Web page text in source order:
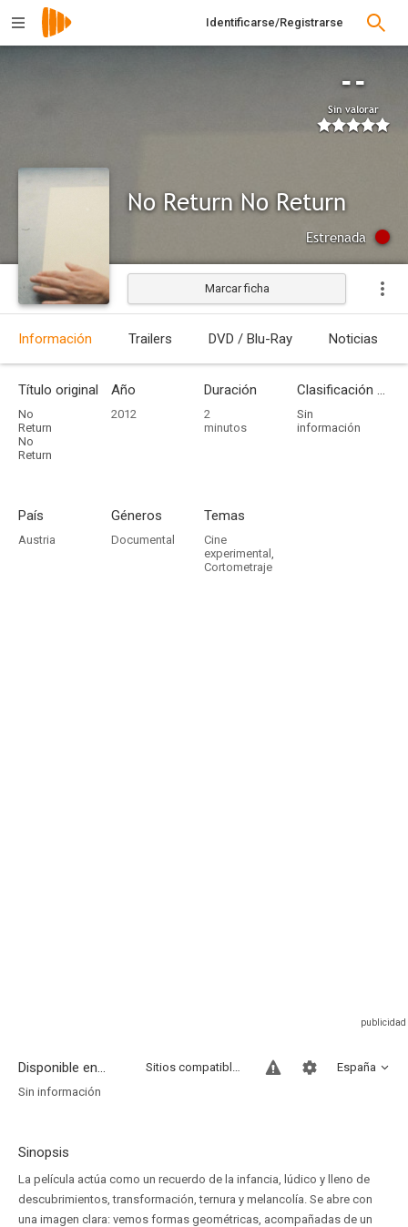
Identificarse/Registrarse
--
Sin valorar
No Return No Return
Estrenada
Marcar ficha
Información Trailers DVD / Blu-Ray Noticias
Título original
No
Return
No
Return
Año
2012
Duración
2
minutos
Clasificación por edades
Sin
información
País
Austria
Géneros
Documental
Temas
Cine
experimental ,
Cortometraje
Disponible en... España
Sitios compatibles
Sin información
Sinopsis
La película actúa como un recuerdo de la infancia, lúdico y lleno de
descubrimientos, transformación, ternura y melancolía. Se abre con
una imagen clara: vemos formas geométricas, acompañadas de un